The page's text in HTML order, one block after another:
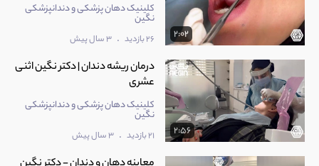
2:02
کلینیک دهان پزشکی و دندانپزشکی
نگین
26 بازدید . 3 سال پیش
2:56
درمان ریشه دندان | دکتر نگین اثنی
عشری
کلینیک دهان پزشکی و دندانپزشکی
نگین
21 بازدید . 3 سال پیش